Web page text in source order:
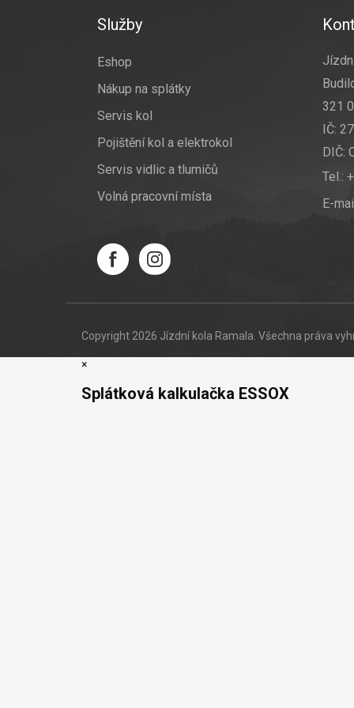
Služby
Eshop
Nákup na splátky
Servis kol
Pojištění kol a elektrokol
Servis vidlic a tlumičů
Volná pracovní místa
321
IČ:
DIČ:
Tel.:
E-
Copyright 2026 Jízdní kola Ramala . Všechna práva
×
Splátková kalkulačka ESSOX